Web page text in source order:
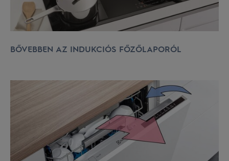
BŐVEBBEN AZ INDUKCIÓS FŐZŐLAPORÓL